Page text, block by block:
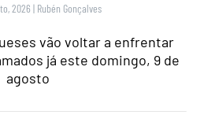
2026 | Rubén Gonçalves
vão voltar a enfrentar
já este domingo, 9 de
agosto